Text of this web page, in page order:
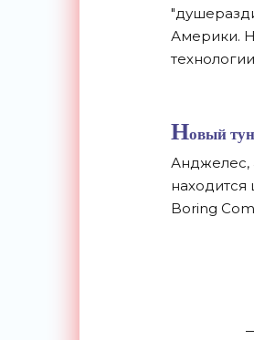
Америки.
Новый
Анджелес,
Boring